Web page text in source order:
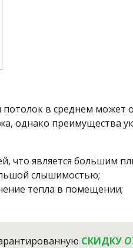
в среднем может
однако преимущества
что является большим
слышимостью;
тепла в помещении;
СКИДКУ